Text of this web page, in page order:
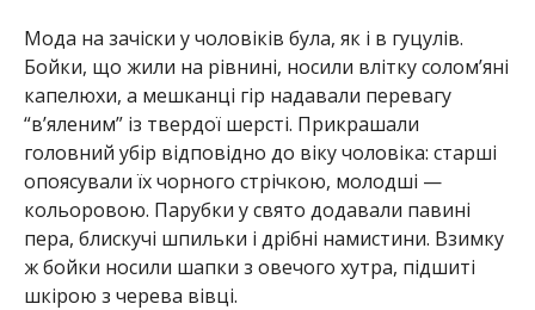
Мода на зачіски у чоловіків була, як і в гуцулів.
Бойки, що жили на рівнині, носили влітку солом’яні
капелюхи, а мешканці гір надавали перевагу
“в’яленим” із твердої шерсті. Прикрашали
головний убір відповідно до віку чоловіка: старші
опоясували їх чорного стрічкою, молодші —
кольоровою. Парубки у свято додавали павині
пера, блискучі шпильки і дрібні намистини. Взимку
ж бойки носили шапки з овечого хутра, підшиті
шкірою з черева вівці.